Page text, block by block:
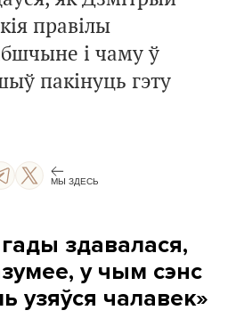
правілы
і чаму ў
пакінуць гэту
МЫ ЗДЕСЬ
здавалася,
у чым сэнс
узяўся чалавек»